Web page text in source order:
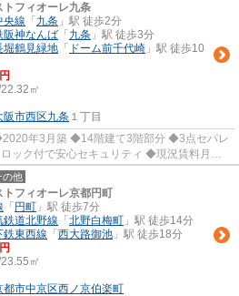
トフィオーレ九条
央線 「 九条 」駅 徒歩2分
阪神なんば 「 九条 」駅 徒歩3分
堀鶴見緑地 「 ドーム前千代崎 」駅 徒歩10
㎡
阪市西区九条 １丁目
年3月築 ◆14階建て3階部分 ◆3点セパレ
ック付で安心セキュリティ ◆現況賃料月
◆地下鉄・阪神「九条」...
の他
トフィオーレ京都円町
「 円町 」駅 徒歩7分
鉄道北野線 「 北野白梅町 」駅 徒歩14分
鉄東西線 「 西大路御池 」駅 徒歩18分
㎡
都市中京区西ノ京伯楽町